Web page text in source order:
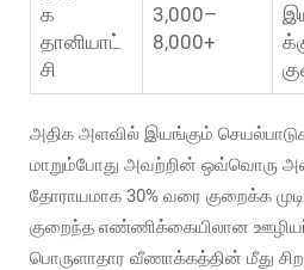
க
தானியாட்
சி
3,000–
8,000+
அதிக அளவில் இயங்கும்
மாறும்போது அவற்றின் ஒவ்வொரு
தோராயமாக 30% வரை குறைக்க
குறைந்த எண்ணிக்கையிலான
பொருளாதார வீணாக்கத்தின் மீது